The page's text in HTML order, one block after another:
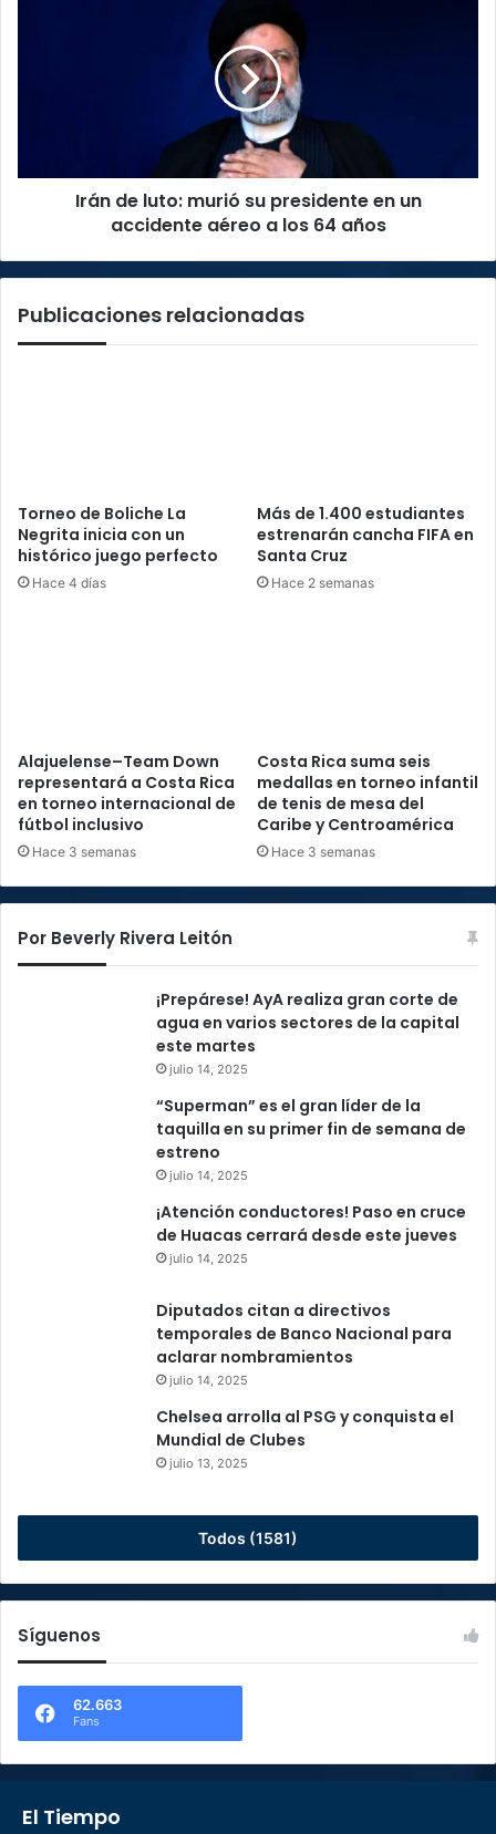
accidente
Irán de luto: murió su presidente en un
accidente aéreo a los 64 años
Publicaciones relacionadas
Torneo de Boliche La
Negrita inicia con un
histórico juego perfecto
Hace 4 días
Más de 1.400 estudiantes
estrenarán cancha FIFA en
Santa Cruz
Hace 2 semanas
Alajuelense–Team Down
representará a Costa Rica
en torneo internacional de
fútbol inclusivo
Hace 3 semanas
Costa Rica suma seis
medallas en torneo infantil
de tenis de mesa del
Caribe y Centroamérica
Hace 3 semanas
Por Beverly Rivera Leitón
¡Prepárese! AyA realiza gran corte de
agua en varios sectores de la capital
este martes
julio 14, 2025
“Superman” es el gran líder de la
taquilla en su primer fin de semana de
estreno
julio 14, 2025
¡Atención conductores! Paso en cruce
de Huacas cerrará desde este jueves
julio 14, 2025
Diputados citan a directivos
temporales de Banco Nacional para
aclarar nombramientos
julio 14, 2025
Chelsea arrolla al PSG y conquista el
Mundial de Clubes
julio 13, 2025
Todos (1581)
Síguenos
62.663
Fans
El Tiempo